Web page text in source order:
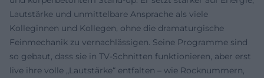
Lautstärke und unmittelbare Ansprache als viele
Kolleginnen und Kollegen, ohne die dramaturgische
Feinmechanik zu vernachlässigen. Seine Programme sind
so gebaut, dass sie in TV‑Schnitten funktionieren, aber erst
live ihre volle „Lautstärke“ entfalten – wie Rocknummern,